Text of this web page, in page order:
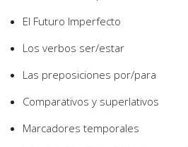
El Futuro Imperfecto
Los verbos ser/estar
Las preposiciones por/para
Comparativos y superlativos
Marcadores temporales